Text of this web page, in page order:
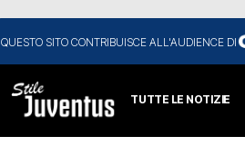
QUESTO SITO CONTRIBUISCE ALL'AUDIENCE DI
TUTTE LE NOTIZIE